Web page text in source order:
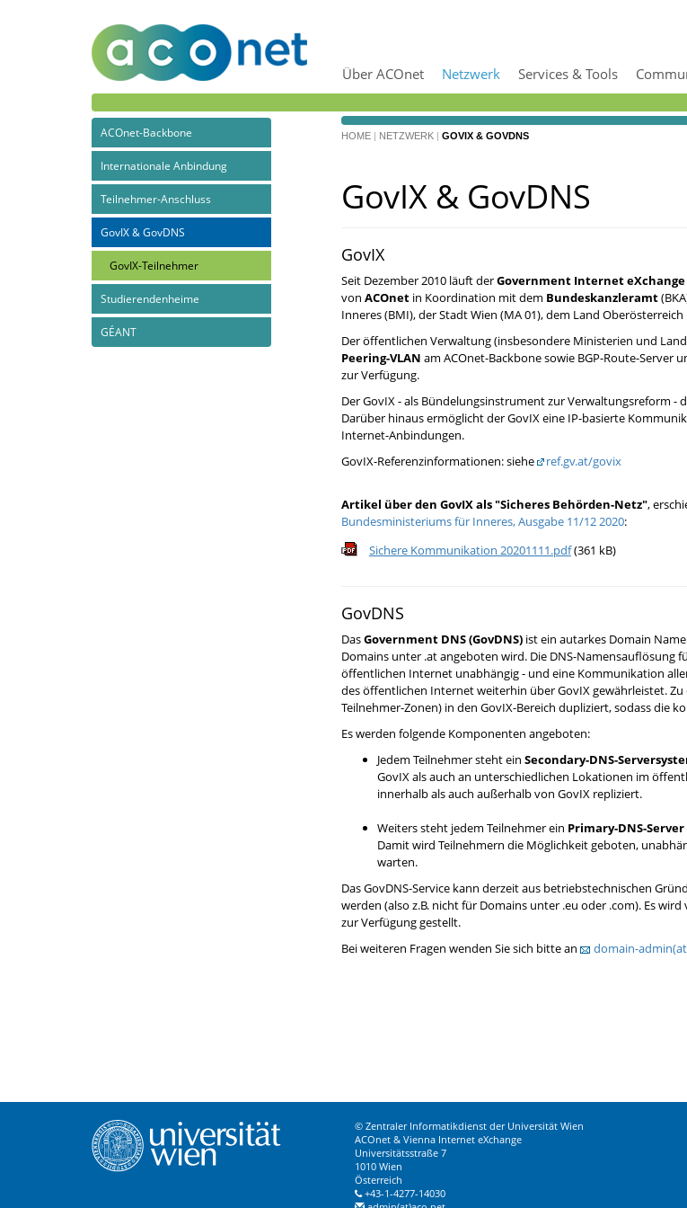
Über ACOnet Netzwerk Services & Tools
ACOnet-Backbone
Internationale Anbindung
Teilnehmer-Anschluss
GovIX & GovDNS
GovIX-Teilnehmer
Studierendenheime
GÉANT
HOME| NETZWERK| GOVIX & GOVDNS
GovIX & GovDNS
GovIX
Seit Dezember 2010 läuft derGovernment Internet eXchange
von ACOnetin Koordination mit dem Bundeskanzleramt
Inneres (BMI), der Stadt Wien (MA 01), dem Land
Der öffentlichen Verwaltung (insbesondere Ministerien und
Peering-VLAN am ACOnet-Backbone sowie BGP-Route-Server
zur Verfügung.
Der GovIX - als Bündelungsinstrument zur Verwaltungsreform -
Darüber hinaus ermöglicht der GovIX eine IP-basierte
Internet-Anbindungen.
GovIX-Referenzinformationen: siehe
ref.gv.at/govix
Artikel über den GovIX als "Sicheres Behörden-Netz",
Bundesministeriums für Inneres, Ausgabe 11/12 2020:
Sichere Kommunikation 20201111.pdf(361 kB)
GovDNS
DasGovernment DNS (GovDNS)ist ein autarkes Domain
Domains unter .at angeboten wird. Die DNS-Namensauflösung
öffentlichen Internet unabhängig - und eine Kommunikation
des öffentlichen Internet weiterhin über GovIX gewährleistet.
Teilnehmer-Zonen) in den GovIX-Bereich dupliziert, sodass die
Es werden folgende Komponenten angeboten:
Jedem Teilnehmer steht ein Secondary-DNS-
GovIX als auch an unterschiedlichen Lokationen im
innerhalb als auch außerhalb von GovIX repliziert.
Weiters steht jedem Teilnehmer ein Primary-DNS-Server
Damit wird Teilnehmern die Möglichkeit geboten,
warten.
Das GovDNS-Service kann derzeit aus betriebstechnischen
werden (also z.B. nicht für Domains unter .eu oder .com). Es
zur Verfügung gestellt.
Bei weiteren Fragen wenden Sie sich bitte an
domain-
© Zentraler Informatikdienst der Universität Wien
ACOnet & Vienna Internet eXchange
Universitätsstraße 7
1010 Wien
Österreich
+43-1-4277-14030